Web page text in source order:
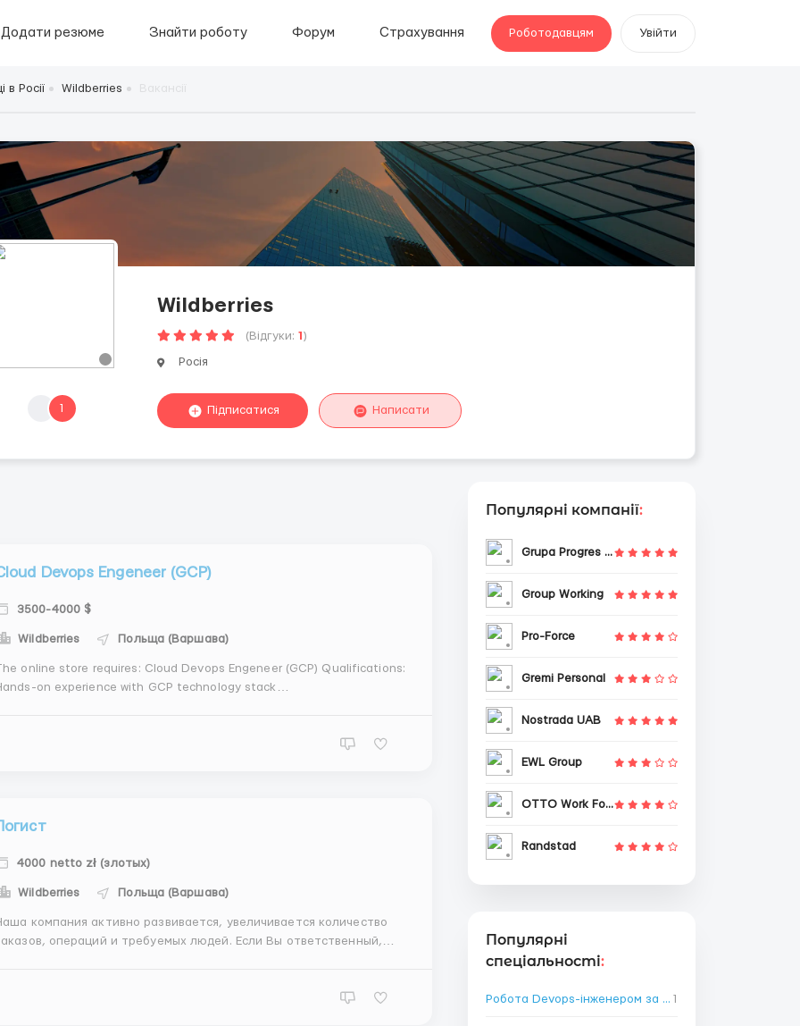
Додати резюме Знайти роботу Форум Страхування Роботодавцям Увійти
в Росії Wildberries
1
Wildberries
(Відгуки: 1 )
Росія
Підписатися Написати
Devops Engeneer (GCP)
3500-4000 $
Wildberries Польща (Варшава)
online store requires: Cloud Devops Engeneer (GCP) Qualifications:
on experience with GCP technology stack
4000 netto zł (злотых)
Wildberries Польща (Варшава)
компания активно развивается, увеличивается количество
операций и требуемых людей. Если Вы ответственный,
доставке товара Координация действий водителей при фо...
Популярні компанії:
Grupa Progres Sp. z o.o.
Group Working
Pro-Force
Gremi Personal
Nostrada UAB
EWL Group
OTTO Work Force
Randstad
Популярні
спеціальності:
Робота Devops-інженером за кордоном 1